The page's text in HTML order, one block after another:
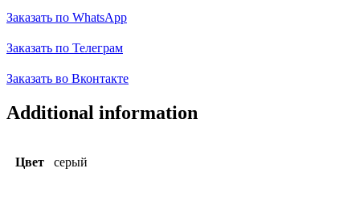
Заказать по WhatsApp
Заказать по Телеграм
Заказать во Вконтакте
Additional information
Цвет серый